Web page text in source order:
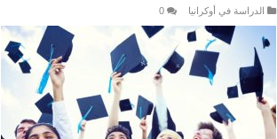
الدراسة في أوكرانيا 0